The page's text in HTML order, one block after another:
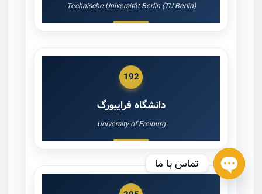
Technische Universität Berlin (TU Berlin)
192
دانشگاه فرایبورگ
University of Freiburg
تماس با ما
OPEN CHATY